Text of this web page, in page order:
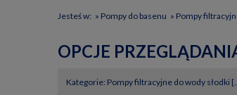
Jesteś w: » Pompy do basenu » Pompy
OPCJE
Kategorie: Pompy filtracyjne do wody słodki